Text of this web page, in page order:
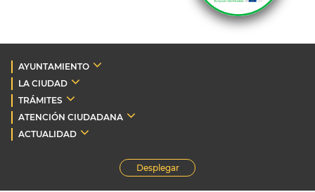
AYUNTAMIENTO
LA CIUDAD
TRÁMITES
ATENCIÓN CIUDADANA
ACTUALIDAD
Desplegar